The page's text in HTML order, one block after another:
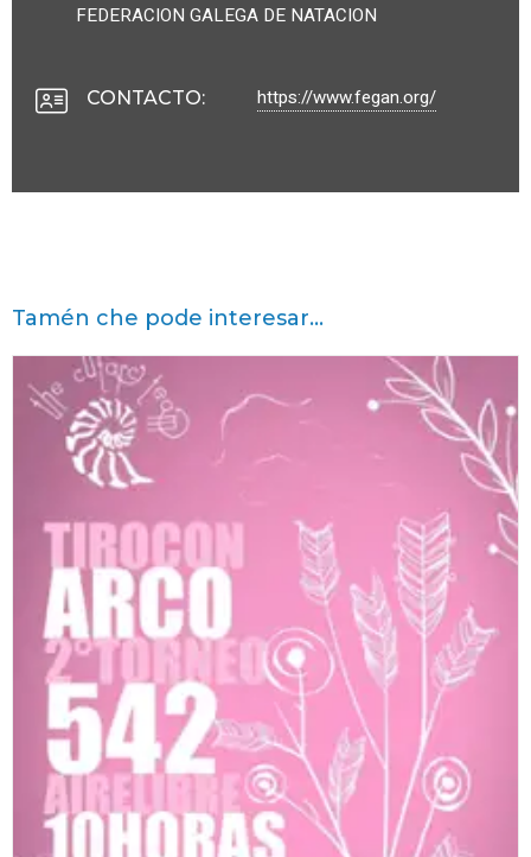
FEDERACION GALEGA DE NATACION
CONTACTO: https://www.fegan.org/
Tamén che pode interesar...